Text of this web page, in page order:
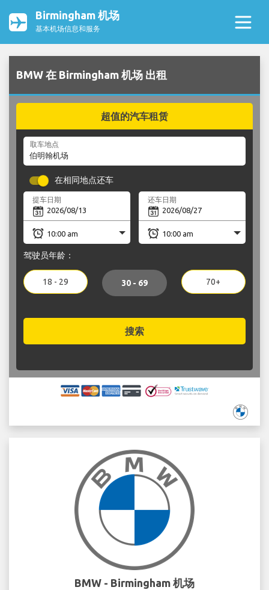
Birmingham 机场
基本机场信息和服务
BMW 在 Birmingham 机场 出租
超值的汽车租赁
取车地点
在相同地点还车
提车日期 还车日期
驾驶员年龄：
18 - 29 30 - 69 70+
搜索
BMW - Birmingham 机场